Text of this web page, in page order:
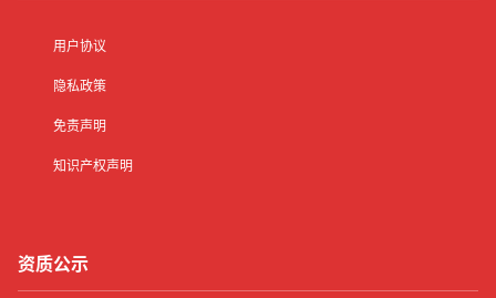
用户协议
隐私政策
免责声明
知识产权声明
资质公示